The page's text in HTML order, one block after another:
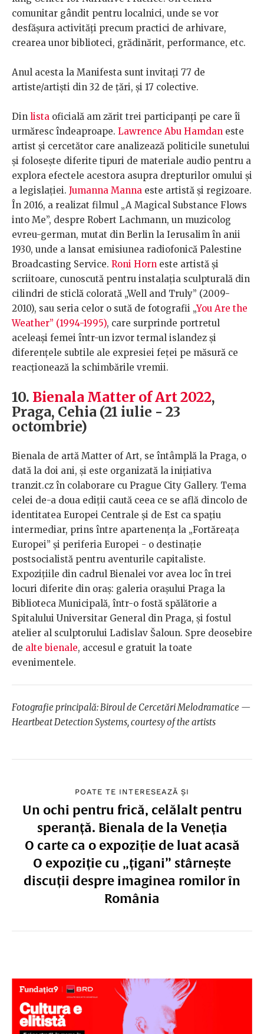
comunitar gândit pentru localnici, unde se vor
desfășura activități precum practici de arhivare,
crearea unor biblioteci, grădinărit, performance, etc.
Anul acesta la Manifesta sunt invitați 77 de
artiste/artiști din 32 de țări, și 17 colective.
Din lista oficială am zărit trei participanți pe care îi
urmăresc îndeaproape. Lawrence Abu Hamdan este
artist și cercetător care analizează politicile sunetului
și folosește diferite tipuri de materiale audio pentru a
explora efectele acestora asupra drepturilor omului și
a legislației. Jumanna Manna este artistă și regizoare.
În 2016, a realizat filmul „A Magical Substance Flows
into Me”, despre Robert Lachmann, un muzicolog
evreu-german, mutat din Berlin la Ierusalim în anii
1930, unde a lansat emisiunea radiofonică Palestine
Broadcasting Service. Roni Horn este artistă și
scriitoare, cunoscută pentru instalația sculpturală din
cilindri de sticlă colorată „Well and Truly” (2009-
2010), sau seria celor o sută de fotografii „You Are the
Weather” (1994-1995), care surprinde portretul
aceleași femei într-un izvor termal islandez și
diferențele subtile ale expresiei feței pe măsură ce
reacționează la schimbările vremii.
10. Bienala Matter of Art 2022,
Praga, Cehia (21 iulie - 23
octombrie)
Bienala de artă Matter of Art, se întâmplă la Praga, o
dată la doi ani, și este organizată la inițiativa
tranzit.cz în colaborare cu Prague City Gallery. Tema
celei de-a doua ediții caută ceea ce se află dincolo de
identitatea Europei Centrale și de Est ca spațiu
intermediar, prins între apartenența la „Fortăreața
Europei” și periferia Europei - o destinație
postsocialistă pentru aventurile capitaliste.
Expozițiile din cadrul Bienalei vor avea loc în trei
locuri diferite din oraș: galeria orașului Praga la
Biblioteca Municipală, într-o fostă spălătorie a
Spitalului Universitar General din Praga, și fostul
atelier al sculptorului Ladislav Šaloun. Spre deosebire
de alte bienale, accesul e gratuit la toate
evenimentele.
Fotografie principală: Biroul de Cercetări Melodramatice —
Heartbeat Detection Systems, courtesy of the artists
POATE TE INTERESEAZĂ ȘI
Un ochi pentru frică, celălalt pentru
speranță. Bienala de la Veneția
O carte ca o expoziție de luat acasă
O expoziție cu „țigani” stârnește
discuții despre imaginea romilor în
România